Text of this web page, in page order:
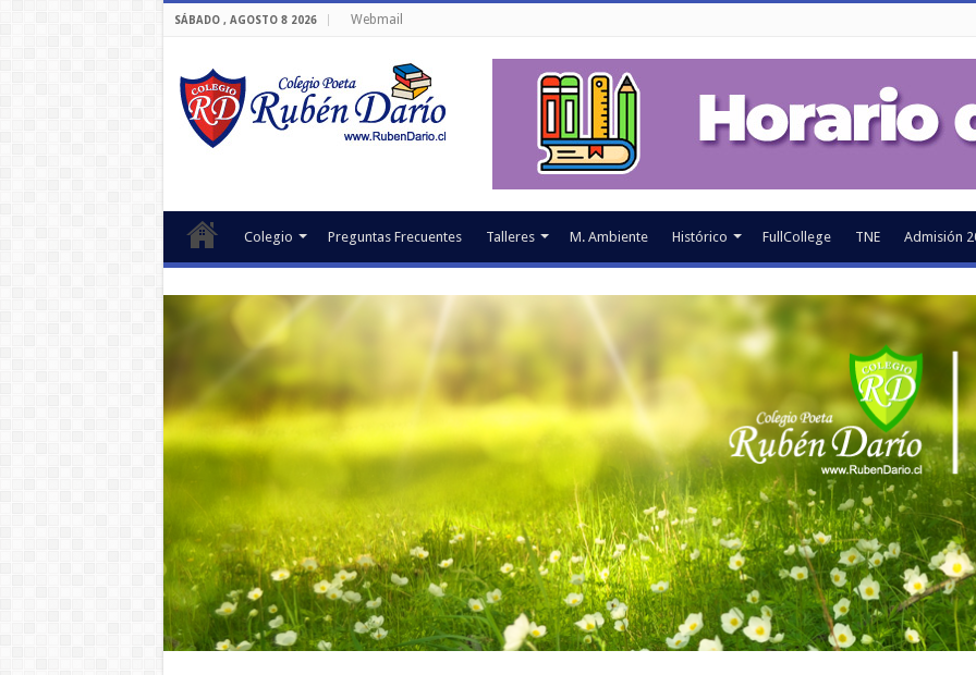
SÁBADO , AGOSTO 8 2026 Webmail
Colegio Preguntas Frecuentes Talleres M. Ambiente Histórico FullCollege TNE Admisión